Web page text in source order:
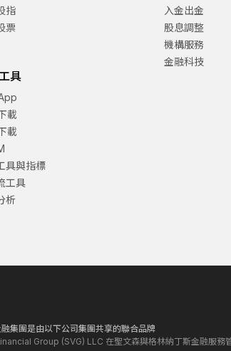
指
票
具
載
載
具與指標
工具
析
入金出金
股息調整
機構服務
金融科技
集團是由以下公司集團共享的聯合品牌
Group (SVG) LLC 在聖文森與格林納丁斯金融服務